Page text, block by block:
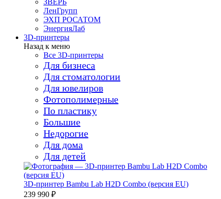
ЗВЕРЬ
ЛенГрупп
ЭХП РОСАТОМ
ЭнергияЛаб
3D-принтеры
Назад к меню
Все 3D-принтеры
Для бизнеса
Для стоматологии
Для ювелиров
Фотополимерные
По пластику
Большие
Недорогие
Для дома
Для детей
3D-принтер Bambu Lab H2D Combo (версия EU)
239 990 ₽